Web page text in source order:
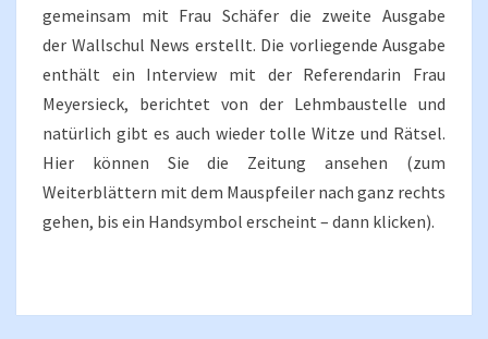
gemeinsam mit Frau Schäfer die zweite Ausgabe
der Wallschul News erstellt. Die vorliegende Ausgabe
enthält ein Interview mit der Referendarin Frau
Meyersieck, berichtet von der Lehmbaustelle und
natürlich gibt es auch wieder tolle Witze und Rätsel.
Hier können Sie die Zeitung ansehen (zum
Weiterblättern mit dem Mauspfeiler nach ganz rechts
gehen, bis ein Handsymbol erscheint – dann klicken).